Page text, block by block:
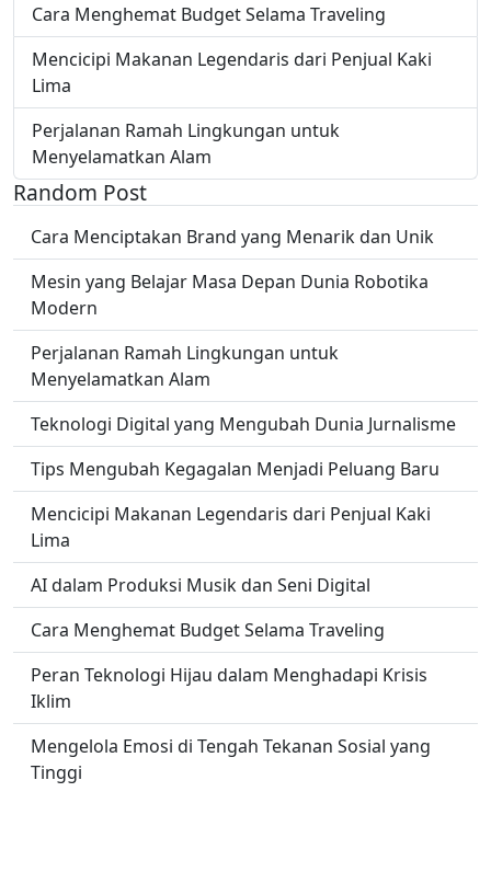
Cara Menghemat Budget Selama Traveling
Mencicipi Makanan Legendaris dari Penjual Kaki
Lima
Perjalanan Ramah Lingkungan untuk
Menyelamatkan Alam
Random Post
Cara Menciptakan Brand yang Menarik dan Unik
Mesin yang Belajar Masa Depan Dunia Robotika
Modern
Perjalanan Ramah Lingkungan untuk
Menyelamatkan Alam
Teknologi Digital yang Mengubah Dunia Jurnalisme
Tips Mengubah Kegagalan Menjadi Peluang Baru
Mencicipi Makanan Legendaris dari Penjual Kaki
Lima
AI dalam Produksi Musik dan Seni Digital
Cara Menghemat Budget Selama Traveling
Peran Teknologi Hijau dalam Menghadapi Krisis
Iklim
Mengelola Emosi di Tengah Tekanan Sosial yang
Tinggi